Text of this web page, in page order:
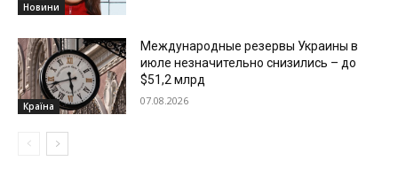
Новини
Країна
Международные резервы Украины в
июле незначительно снизились – до
$51,2 млрд
07.08.2026